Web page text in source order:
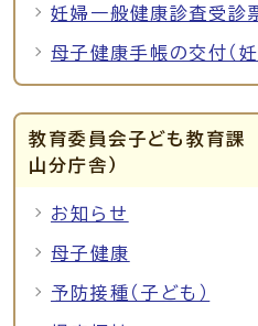
妊婦一般健康診査受診
母子健康手帳の交付（
教育委員会子ども教育課
山分庁舎）
お知らせ
母子健康
予防接種（子ども）